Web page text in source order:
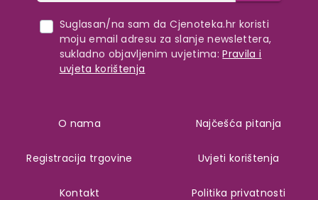
Suglasan/na sam da Cjenoteka.hr koristi
moju email adresu za slanje newslettera,
sukladno objavljenim uvjetima: Pravila i
uvjeta korištenja
O nama
Registracija trgovine
Kontakt
Najčešća pitanja
Uvjeti korištenja
Politika privatnosti